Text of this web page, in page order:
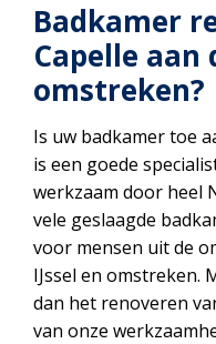
Badkamer
Capelle aan
omstreken?
Is uw badkamer toe
is een goede
werkzaam door heel
vele geslaagde
voor mensen uit de
IJssel en omstreken.
dan het renoveren
van onze